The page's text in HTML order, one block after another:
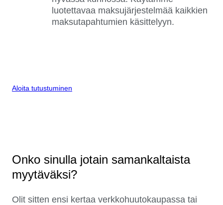
luotettavaa maksujärjestelmää kaikkien
maksutapahtumien käsittelyyn.
Aloita tutustuminen
Onko sinulla jotain samankaltaista
myytäväksi?
Olit sitten ensi kertaa verkkohuutokaupassa tai